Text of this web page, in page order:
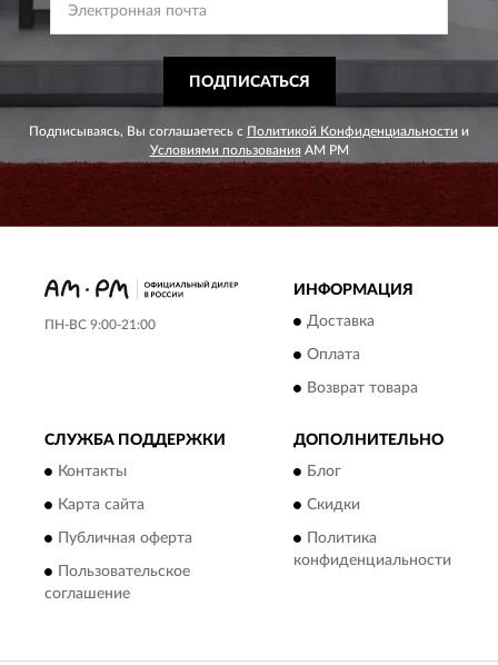
ПОДПИСАТЬСЯ
Подписываясь, Вы соглашаетесь с Политикой Конфиденциальности и
Условиями пользования AM PM
ПН-ВС 9:00-21:00
ИНФОРМАЦИЯ
Доставка
Оплата
Возврат товара
СЛУЖБА ПОДДЕРЖКИ
Контакты
Карта сайта
Публичная оферта
Пользовательское
соглашение
ДОПОЛНИТЕЛЬНО
Блог
Скидки
Политика
конфиденциальности